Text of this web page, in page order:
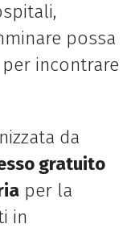
possa
incontrare
da
gratuito
per la
in